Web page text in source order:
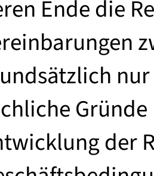
Ende die
der